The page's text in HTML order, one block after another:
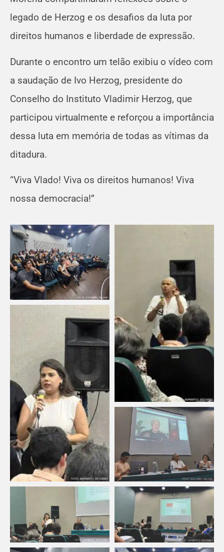
legado de Herzog e os desafios da luta por
direitos humanos e liberdade de expressão.
Durante o encontro um telão exibiu o vídeo com
a saudação de Ivo Herzog, presidente do
Conselho do Instituto Vladimir Herzog, que
participou virtualmente e reforçou a importância
dessa luta em memória de todas as vítimas da
ditadura.
“Viva Vlado! Viva os direitos humanos! Viva
nossa democracia!”